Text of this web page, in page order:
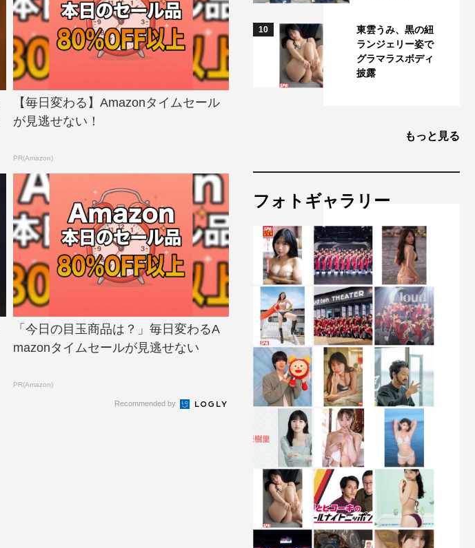
【毎日変わる】Amazonタイムセール
が見逃せない！
PR(Amazon)
「今日の目玉商品は？」毎日変わるA
mazonタイムセールが見逃せない
PR(Amazon)
Recommended by
10
東雲うみ、黒の紐
ランジェリー姿で
グラマラスボディ
披露
もっと見る
フォトギャラリー